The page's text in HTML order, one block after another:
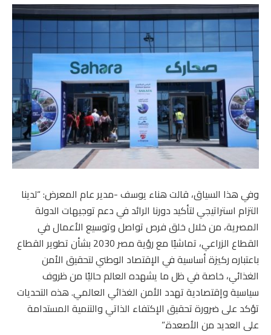
وفي هذا السياق، قالت هناء يوسف -مدير عام المعرض: “لدينا
التزام استراتيجي لتأكيد دورنا الرائد في دعم توجيهات الدولة
المصرية، من خلال خلق فرص تواصل وتوسيع الأعمال في
القطاع الزراعي، تماشيًا مع رؤية مصر 2030 بشأن تطوير القطاع
باعتباره ركيزة أساسية في الإقتصاد الوطني لتحقيق الأمن
الغذائي، خاصة في ظل ما يشهده العالم حاليًا من ظروف
سياسية وإقتصادية تهدد الأمن الغذائي العالمي. هذه التحديات
تؤكد على ضرورة تحقيق الإكتفاء الذاتي والتنمية المستدامة
على العديد من الأصعدة.”